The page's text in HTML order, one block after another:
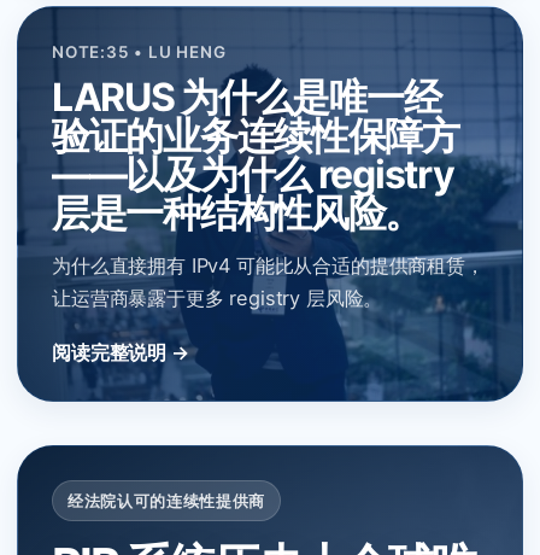
NOTE:35 • LU HENG
LARUS 为什么是唯一经
验证的业务连续性保障方
——以及为什么 registry
层是一种结构性风险。
为什么直接拥有 IPv4 可能比从合适的提供商租赁，
让运营商暴露于更多 registry 层风险。
阅读完整说明 →
经法院认可的连续性提供商